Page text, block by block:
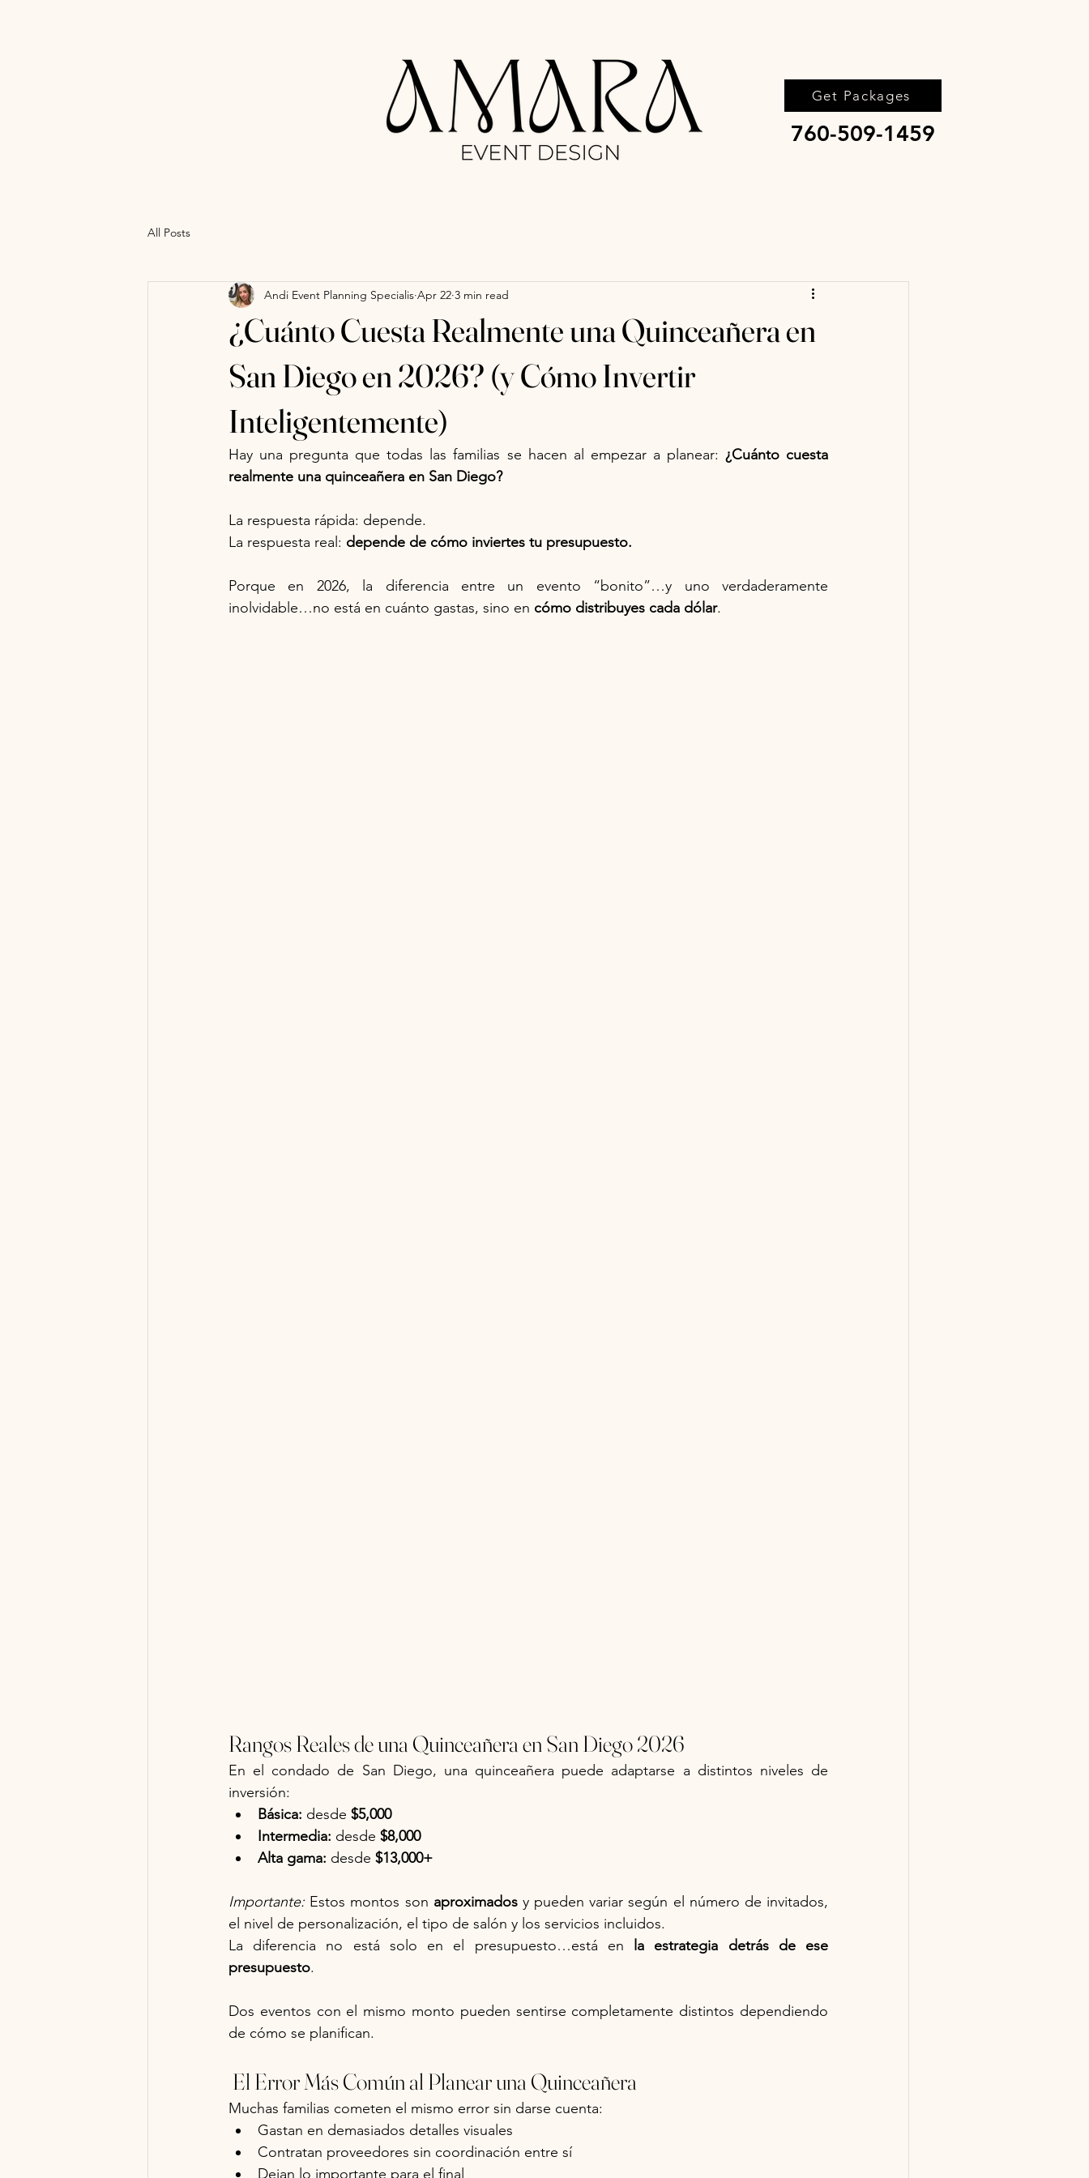
Get Packages
760-509-1459
All Posts
¿Cuánto Cuesta Realmente una Quinceañera en
San Diego en 2026? (y Cómo Invertir
Inteligentemente)
Andi Event Planning Specialis Apr 22 3 min read
Hay una pregunta que todas las familias se hacen al empezar a planear: ¿Cuánto cuesta
realmente una quinceañera en San Diego?
La respuesta rápida: depende.
La respuesta real: depende de cómo inviertes tu presupuesto.
Porque en 2026, la diferencia entre un evento “bonito”…y uno verdaderamente
inolvidable…no está en cuánto gastas, sino en cómo distribuyes cada dólar.
Rangos Reales de una Quinceañera en San Diego 2026
En el condado de San Diego, una quinceañera puede adaptarse a distintos niveles de
inversión:
Básica: desde $5,000
Intermedia: desde $8,000
Alta gama: desde $13,000+
Importante: Estos montos son aproximados y pueden variar según el número de invitados,
el nivel de personalización, el tipo de salón y los servicios incluidos.
La diferencia no está solo en el presupuesto…está en
la estrategia detrás de ese
presupuesto.
Dos eventos con el mismo monto pueden sentirse completamente distintos dependiendo
de cómo se planifican.
El Error Más Común al Planear una Quinceañera
Muchas familias cometen el mismo error sin darse cuenta:
Gastan en demasiados detalles visuales
Contratan proveedores sin coordinación entre sí
Dejan lo importante para el final